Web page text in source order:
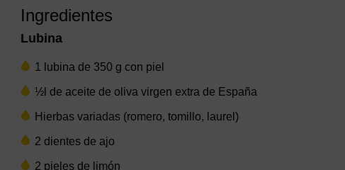
Ingredientes
Lubina
1 lubina de 350 g con piel
½l de aceite de oliva virgen extra de España
Hierbas variadas (romero, tomillo, laurel)
2 dientes de ajo
2 pieles de limón